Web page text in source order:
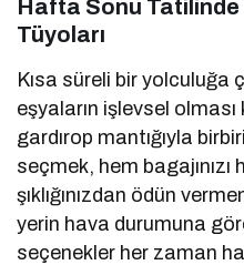
Hafta Sonu Tatilinde
Tüyoları
Kısa süreli bir yolculuğa
eşyaların işlevsel
gardırop mantığıyla
seçmek, hem
şıklığınızdan ödün
yerin hava durumuna
seçenekler her zaman